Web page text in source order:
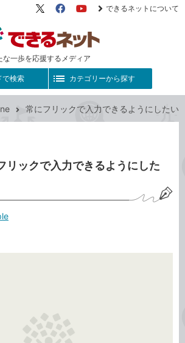
な一歩を応援するメディア
X（旧
FacebookYouTube
できるネットについて
で検索 カテゴリーから探す
常にフリックで入力できるようにしたい
リックで入力できるようにした